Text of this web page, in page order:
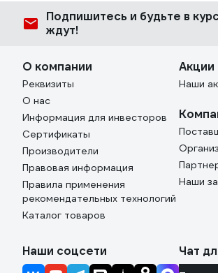
Подпишитесь и будьте в
ждут!
О компании
Реквизиты
О нас
Информация для инвесторов
Сертификаты
Производители
Правовая информация
Правила применения
рекомендательных технологий
Каталог товаров
Акции
Наши
Наши
Наши соцсети Чат